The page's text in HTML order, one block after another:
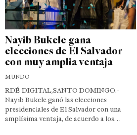
Nayib Bukele gana
elecciones de El Salvador
con muy amplia ventaja
MUNDO
RDÉ DIGITAL,SANTO DOMINGO.-
Nayib Bukele ganó las elecciones
presidenciales de El Salvador con una
amplísima ventaja, de acuerdo a los…